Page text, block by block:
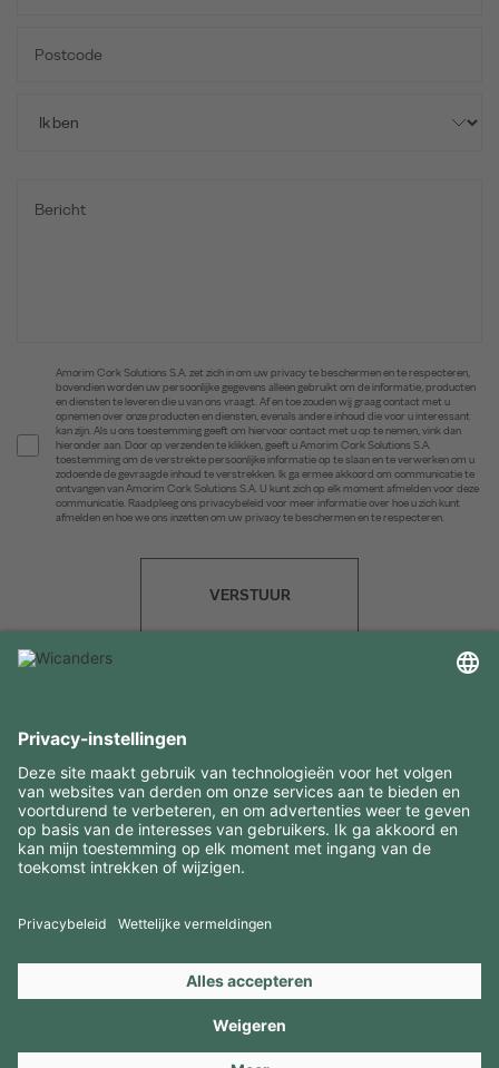
Amorim Cork Solutions S.A. zet zich in om uw privacy te beschermen en te respecteren,
bovendien worden uw persoonlijke gegevens alleen gebruikt om de informatie, producten
en diensten te leveren die u van ons vraagt. Af en toe zouden wij graag contact met u
opnemen over onze producten en diensten, evenals andere inhoud die voor u interessant
kan zijn. Als u ons toestemming geeft om hiervoor contact met u op te nemen, vink dan
hieronder aan. Door op verzenden te klikken, geeft u Amorim Cork Solutions S.A.
toestemming om de verstrekte persoonlijke informatie op te slaan en te verwerken om u
zodoende de gevraagde inhoud te verstrekken. Ik ga ermee akkoord om communicatie te
ontvangen van Amorim Cork Solutions S.A. U kunt zich op elk moment afmelden voor deze
communicatie. Raadpleeg ons privacybeleid voor meer informatie over hoe u zich kunt
afmelden en hoe we ons inzetten om uw privacy te beschermen en te respecteren.
VERSTUUR
INTERESSANTE INFORMATIE
MIDDELEN
CONTACTEN